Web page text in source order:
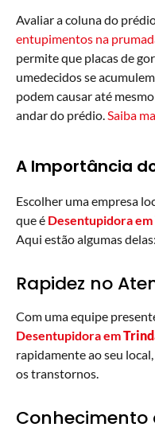
Avaliar a coluna do
entupimentos na
permite que placas de
umedecidos se
podem causar até
andar do prédio.Saiba
A Importância
Escolher uma empresa
que é Desentupidora em
Aqui estão algumas delas:
Rapidez no
Com uma equipe
Desentupidora em
rapidamente ao seu
os transtornos.
Conhecimento